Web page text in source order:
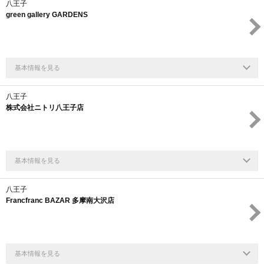
八王子
green gallery GARDENS
基本情報を見る
八王子
株式会社ニトリ八王子店
基本情報を見る
八王子
Francfranc BAZAR 多摩南大沢店
基本情報を見る